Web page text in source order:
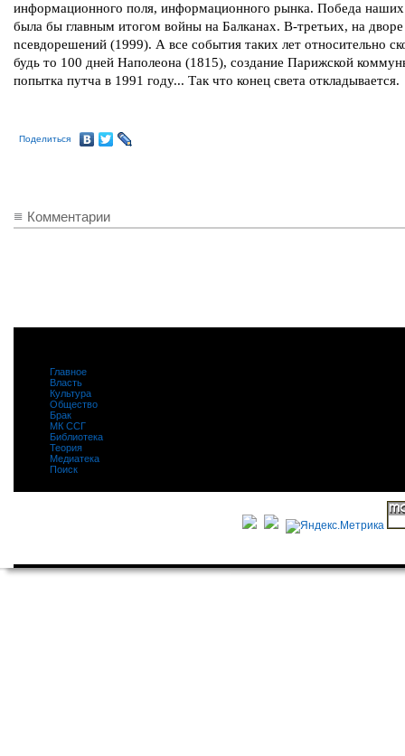
информационного поля, информационного рынка. Победа
была бы главным итогом войны на Балканах. В-третьих, на дворе
nceвдорешений (1999). А все события таких лет относительно
будь то 100 дней Наполеона (1815), создание Парижской
попытка путча в 1991 году... Так что конец света откладывается.
Поделиться
Комментарии
Главное
Власть
Культура
Общество
Брак
МК ССГ
Библиотека
Теория
Медиатека
Поиск